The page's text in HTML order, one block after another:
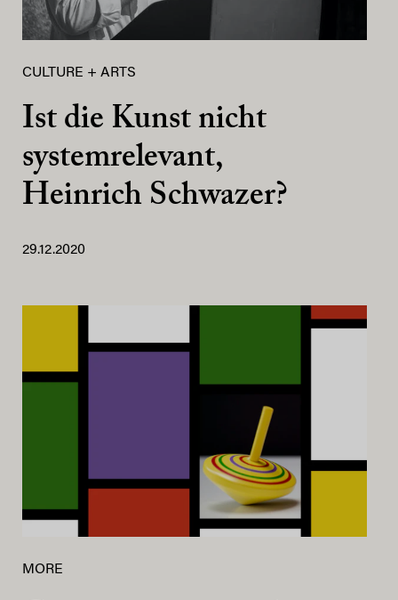
CULTURE + ARTS
Ist die Kunst nicht
systemrelevant,
Heinrich Schwazer?
29.12.2020
MORE